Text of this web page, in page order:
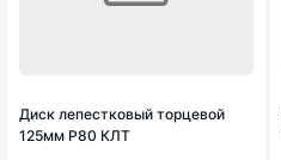
Диск лепестковый торцевой
125мм Р80 КЛТ